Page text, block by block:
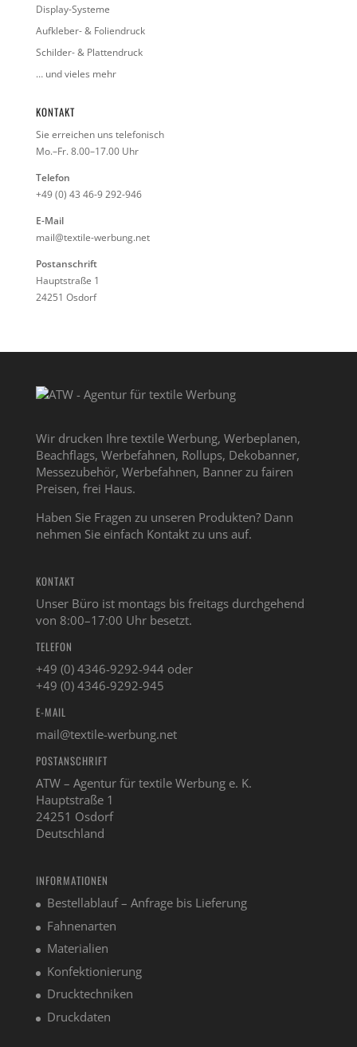
Display-Systeme
Aufkleber- & Foliendruck
Schilder- & Plattendruck
… und vieles mehr
KONTAKT
Sie erreichen uns telefonisch
Mo.–Fr. 8.00–17.00 Uhr
Telefon
+49 (0) 43 46-9 292-946
E-Mail
mail@textile-werbung.net
Postanschrift
Hauptstraße 1
24251 Osdorf
Wir drucken Ihre textile Werbung, Werbeplanen,
Beachflags, Werbefahnen, Rollups, Dekobanner,
Messezubehör, Werbefahnen, Banner zu fairen
Preisen, frei Haus.
Haben Sie Fragen zu unseren Produkten? Dann
nehmen Sie einfach Kontakt zu uns auf.
KONTAKT
Unser Büro ist montags bis freitags durchgehend
von 8:00–17:00 Uhr besetzt.
TELEFON
+49 (0) 4346-9292-944 oder
+49 (0) 4346-9292-945
E-MAIL
mail@textile-werbung.net
POSTANSCHRIFT
ATW – Agentur für textile Werbung e. K.
Hauptstraße 1
24251 Osdorf
Deutschland
INFORMATIONEN
Bestellablauf – Anfrage bis Lieferung
Fahnenarten
Materialien
Konfektionierung
Drucktechniken
Druckdaten